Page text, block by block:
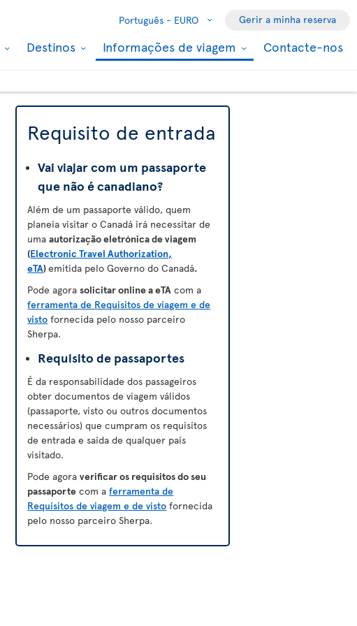
Português - EURO Gerir a minha reserva
Destinos Informações de viagem Contacte-nos
Requisito de entrada
Vai viajar com um passaporte
que não é canadiano?
Além de um passaporte válido, quem
planeia visitar o Canadá irá necessitar de
umaautorização eletrónica de viagem
(Electronic Travel Authorization,
eTA)emitida pelo Governo do Canadá.
Pode agorasolicitar online a eTA com a
ferramenta de Requisitos de viagem e de
visto fornecida pelo nosso parceiro
Sherpa.
Requisito de passaportes
É da responsabilidade dos passageiros
obter documentos de viagem válidos
(passaporte, visto ou outros documentos
necessários) que cumpram os requisitos
de entrada e saída de qualquer país
visitado.
Pode agoraverificar os requisitos do seu
passaporte com aferramenta de
Requisitos de viagem e de visto fornecida
pelo nosso parceiro Sherpa.